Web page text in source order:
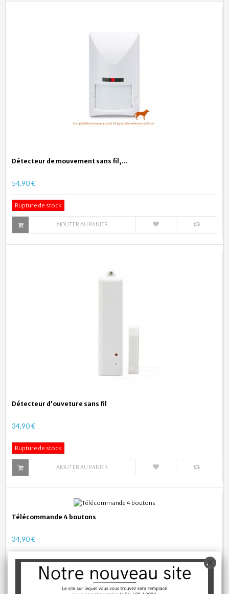
Détecteur de mouvement sans fil,...
54,90 €
Rupture de stock
AJOUTER AU PANIER
Détecteur d'ouveture sans fil
34,90 €
Rupture de stock
AJOUTER AU PANIER
Télécommande 4 boutons
34,90 €
Rupture de stock
AJOUTER AU PANIER